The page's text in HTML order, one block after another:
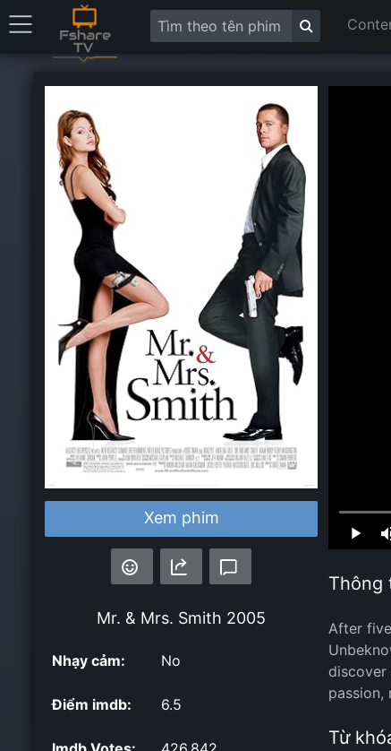
Xem phim
Mr. & Mrs. Smith 2005
Nhạy cảm: No
Điểm imdb: 6.5
0.00%
Thông
After
passion,
Từ